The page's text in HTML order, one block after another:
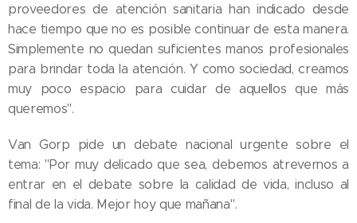
proveedores de atención sanitaria han indicado desde
hace tiempo que no es posible continuar de esta manera.
Simplemente no quedan suficientes manos profesionales
para brindar toda la atención. Y como sociedad, creamos
muy poco espacio para cuidar de aquellos que más
queremos".
Van Gorp pide un debate nacional urgente sobre el
tema: "Por muy delicado que sea, debemos atrevernos a
entrar en el debate sobre la calidad de vida, incluso al
final de la vida. Mejor hoy que mañana".